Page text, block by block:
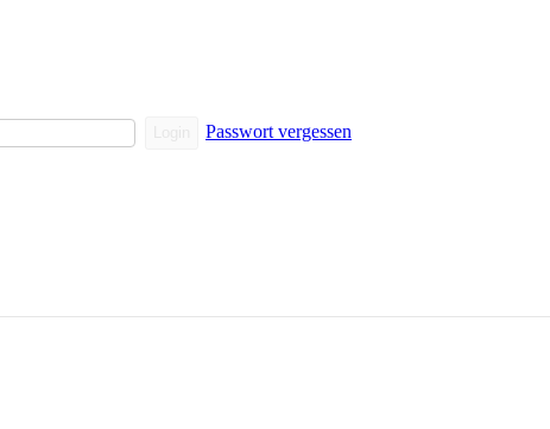
Passwort vergessen